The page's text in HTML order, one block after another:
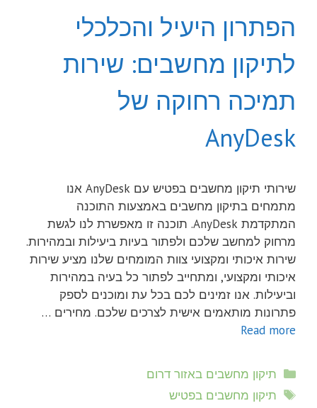
הפתרון היעיל והכלכלי
לתיקון מחשבים: שירות
תמיכה רחוקה של
AnyDesk
שירותי תיקון מחשבים בפטיש עם AnyDesk אנו
מתמחים בתיקון מחשבים באמצעות התוכנה
המתקדמת AnyDesk. תוכנה זו מאפשרת לנו לגשת
מרחוק למחשב שלכם ולפתור בעיות ביעילות ובמהירות.
שירות איכותי ומקצועי צוות המומחים שלנו מציע שירות
איכותי ומקצועי, ומתחייב לפתור כל בעיה במהירות
וביעילות. אנו זמינים לכם בכל עת ומוכנים לספק
פתרונות מותאמים אישית לצרכים שלכם. מחירים …
Read more
קטגוריות
תיקון מחשבים באזור דרום
תגיות
תיקון מחשבים בפטיש